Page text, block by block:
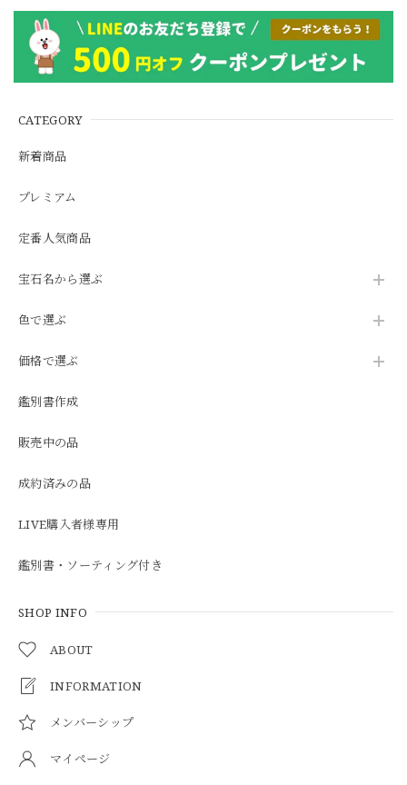
CATEGORY
新着商品
プレミアム
定番人気商品
宝石名から選ぶ
色で選ぶ
価格で選ぶ
鑑別書作成
販売中の品
成約済みの品
LIVE購入者様専用
鑑別書・ソーティング付き
SHOP INFO
ABOUT
INFORMATION
メンバーシップ
マイページ